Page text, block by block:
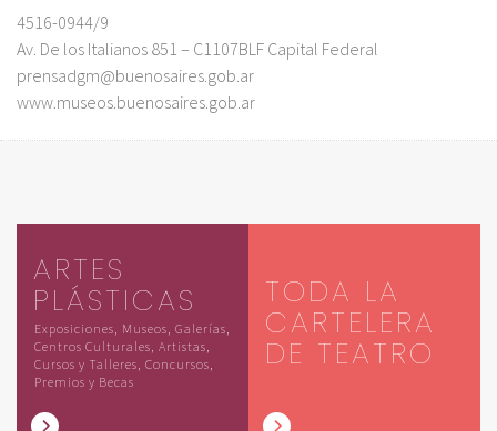
4516-0944/9
Av. De los Italianos 851 – C1107BLF Capital Federal
prensadgm@buenosaires.gob.ar
www.museos.buenosaires.gob.ar
ARTES
PLÁSTICAS
Exposiciones, Museos, Galerías,
Centros Culturales, Artistas,
Cursos y Talleres, Concursos,
Premios y Becas
TODA LA
CARTELERA
DE TEATRO